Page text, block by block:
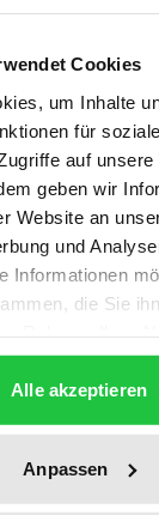
Cookies
um Inhalte
für
auf
geben wir
Website an
und
Informationen
die Sie
Alle akzeptieren
Anpassen